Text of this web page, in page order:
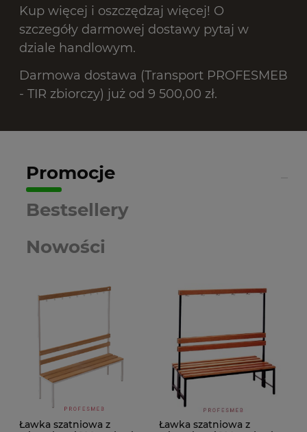
Kup więcej i oszczędzaj więcej! O
szczegóły darmowej dostawy pytaj w
dziale handlowym.
Darmowa dostawa (Transport PROFESMEB
- TIR zbiorczy) już od 9 500,00 zł.
Promocje
Nowości
Bestsellery
Ławka szatniowa z
Ławka szatniowa z